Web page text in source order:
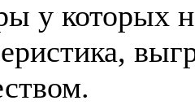
у которых